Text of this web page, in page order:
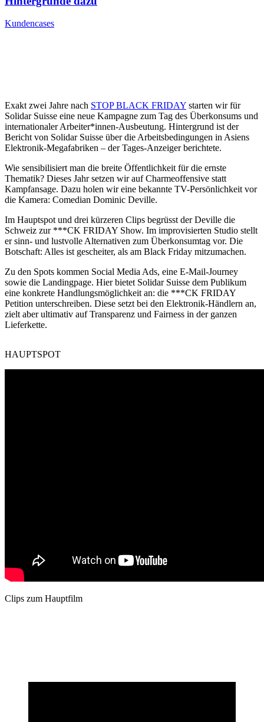
Kundencases
Exakt zwei Jahre nach STOP BLACK FRIDAY starten wir für
Solidar Suisse eine neue Kampagne zum Tag des Überkonsums und
internationaler Arbeiter*innen-Ausbeutung. Hintergrund ist der
Bericht von Solidar Suisse über die Arbeitsbedingungen in Asiens
Elektronik-Megafabriken – der Tages-Anzeiger berichtete.
Wie sensibilisiert man die breite Öffentlichkeit für die ernste
Thematik? Dieses Jahr setzen wir auf Charmeoffensive statt
Kampfansage. Dazu holen wir eine bekannte TV-Persönlichkeit vor
die Kamera: Comedian Dominic Deville.
Im Hauptspot und drei kürzeren Clips begrüsst der Deville die
Schweiz zur ***CK FRIDAY Show. Im improvisierten Studio stellt
er sinn- und lustvolle Alternativen zum Überkonsumtag vor. Die
Botschaft: Alles ist gescheiter, als am Black Friday mitzumachen.
Zu den Spots kommen Social Media Ads, eine E-Mail-Journey
sowie die Landingpage. Hier bietet Solidar Suisse dem Publikum
eine konkrete Handlungsmöglichkeit an: die ***CK FRIDAY
Petition unterschreiben. Diese setzt bei den Elektronik-Händlern an,
zielt aber ultimativ auf Transparenz und Fairness in der ganzen
Lieferkette.
HAUPTSPOT
Clips zum Hauptfilm